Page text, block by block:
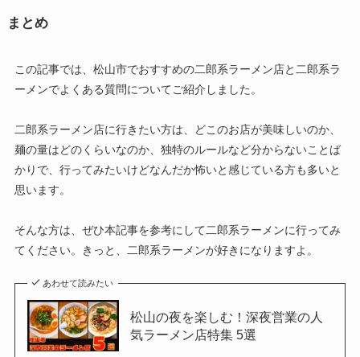
まとめ
この記事では、松山市でおすすめの二郎系ラーメン店と二郎系ラ
ーメンでよくある質問についてご紹介しました。
二郎系ラーメン店に行きたい方は、どこのお店が美味しいのか、
麺の量はどのくらいなのか、独特のルールなど分からないことば
かりで、行ってみたいけどなんだか怖いと感じている方も多いと
思います。
そんな方は、ぜひ本記事を参考にして二郎系ラーメンに行ってみ
てください。きっと、二郎系ラーメンが好きになりますよ。
あわせて読みたい
松山の夜を楽しむ！深夜営業の人
気ラーメン店特集 5選